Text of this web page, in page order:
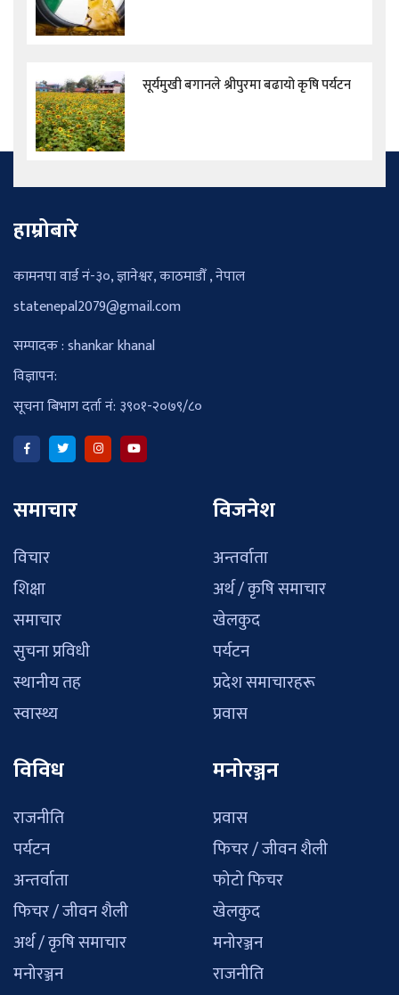
सूर्यमुखी बगानले श्रीपुरमा बढायो कृषि पर्यटन
हाम्रोबारे
कामनपा वार्ड नं-३०, ज्ञानेश्वर, काठमाडौँ , नेपाल
statenepal2079@gmail.com
सम्पादक : shankar khanal
विज्ञापन:
सूचना बिभाग दर्ता नं: ३९०१-२०७९/८०
समाचार
विचार
शिक्षा
समाचार
सुचना प्रविधी
स्थानीय तह
स्वास्थ्य
विजनेश
अन्तर्वाता
अर्थ / कृषि समाचार
खेलकुद
पर्यटन
प्रदेश समाचारहरू
प्रवास
विविध
राजनीति
पर्यटन
अन्तर्वाता
फिचर / जीवन शैली
अर्थ / कृषि समाचार
मनोरञ्जन
मनोरञ्जन
प्रवास
फिचर / जीवन शैली
फोटो फिचर
खेलकुद
मनोरञ्जन
राजनीति